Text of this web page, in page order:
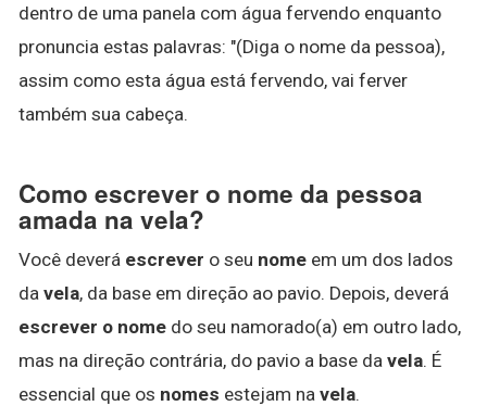
dentro de uma panela com água fervendo enquanto
pronuncia estas palavras: "(Diga o nome da pessoa),
assim como esta água está fervendo, vai ferver
também sua cabeça.
Como escrever o nome da pessoa
amada na vela?
Você deverá escrever o seu nome em um dos lados
da vela, da base em direção ao pavio. Depois, deverá
escrever o nome do seu namorado(a) em outro lado,
mas na direção contrária, do pavio a base da vela. É
essencial que os nomes estejam na vela.